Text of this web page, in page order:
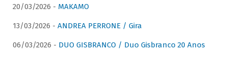
20/03/2026 - MAKAMO
13/03/2026 - ANDREA PERRONE / Gira
06/03/2026 - DUO GISBRANCO / Duo Gisbranco 20 Anos